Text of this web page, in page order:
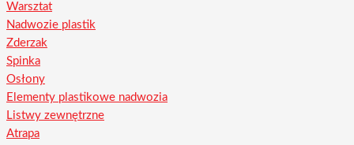
Warsztat
Nadwozie plastik
Zderzak
Spinka
Osłony
Elementy plastikowe nadwozia
Listwy zewnętrzne
Atrapa